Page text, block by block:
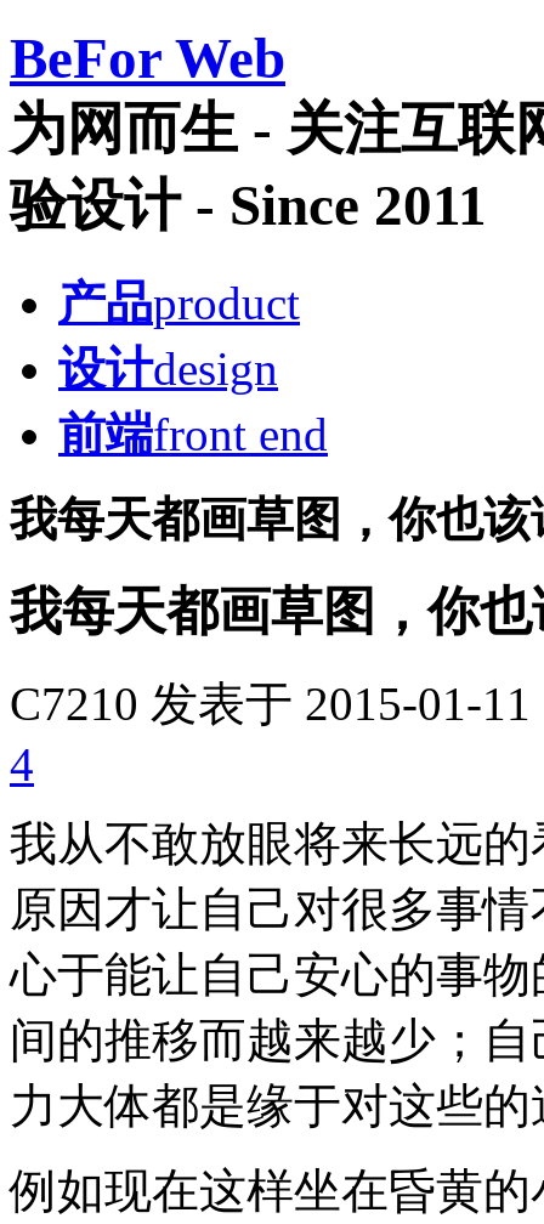
BeFor Web
为网而生 - 关注互联
验设计 - Since 2011
产品product
设计design
前端front end
我每天都画草图，你也该
我每天都画草图，你
C7210 发表于 2015-01-11
4
我从不敢放眼将来长远
原因才让自己对很多事
心于能让自己安心的事
间的推移而越来越少；
力大体都是缘于对这些
例如现在这样坐在昏黄